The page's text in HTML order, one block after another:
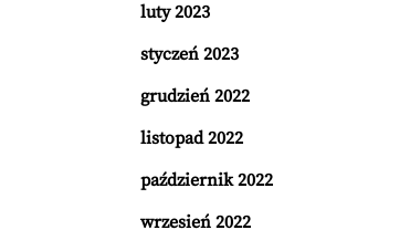
luty 2023
styczeń 2023
grudzień 2022
listopad 2022
październik 2022
wrzesień 2022